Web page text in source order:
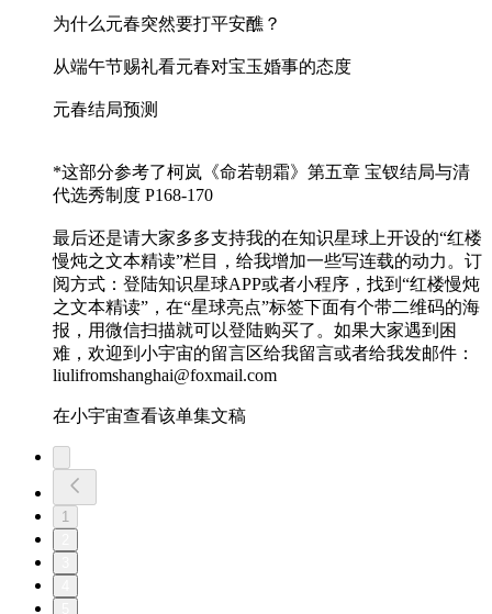
为什么元春突然要打平安醮？
从端午节赐礼看元春对宝玉婚事的态度
元春结局预测
*这部分参考了柯岚《命若朝霜》第五章 宝钗结局与清
代选秀制度 P168-170
最后还是请大家多多支持我的在知识星球上开设的“红楼
慢炖之文本精读”栏目，给我增加一些写连载的动力。订
阅方式：登陆知识星球APP或者小程序，找到“红楼慢炖
之文本精读”，在“星球亮点”标签下面有个带二维码的海
报，用微信扫描就可以登陆购买了。如果大家遇到困
难，欢迎到小宇宙的留言区给我留言或者给我发邮件：
liulifromshanghai@foxmail.com
在小宇宙查看该单集文稿
1